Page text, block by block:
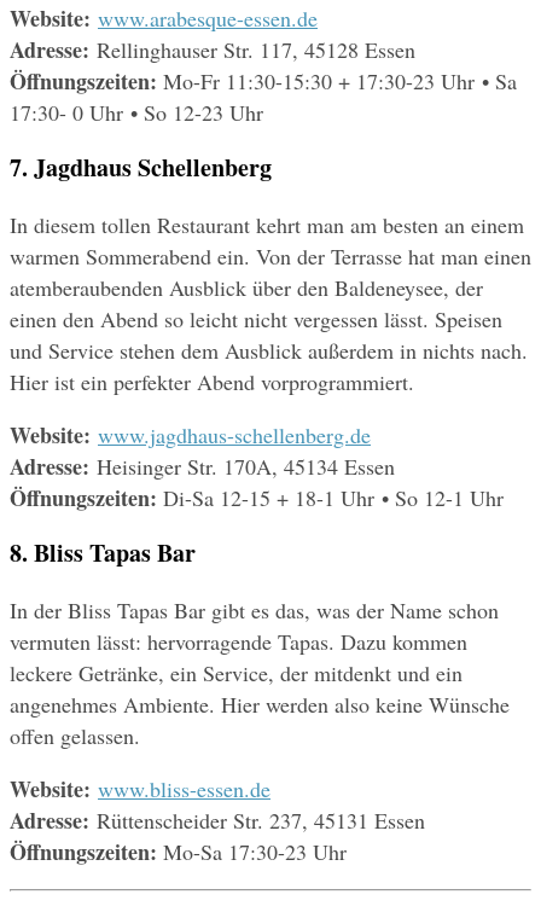
Website: www.arabesque-essen.de
Adresse: Rellinghauser Str. 117, 45128 Essen
Öffnungszeiten: Mo-Fr 11:30-15:30 + 17:30-23 Uhr • Sa
17:30- 0 Uhr • So 12-23 Uhr
7. Jagdhaus Schellenberg
In diesem tollen Restaurant kehrt man am besten an einem
warmen Sommerabend ein. Von der Terrasse hat man einen
atemberaubenden Ausblick über den Baldeneysee, der
einen den Abend so leicht nicht vergessen lässt. Speisen
und Service stehen dem Ausblick außerdem in nichts nach.
Hier ist ein perfekter Abend vorprogrammiert.
Website: www.jagdhaus-schellenberg.de
Adresse: Heisinger Str. 170A, 45134 Essen
Öffnungszeiten: Di-Sa 12-15 + 18-1 Uhr • So 12-1 Uhr
8. Bliss Tapas Bar
In der Bliss Tapas Bar gibt es das, was der Name schon
vermuten lässt: hervorragende Tapas. Dazu kommen
leckere Getränke, ein Service, der mitdenkt und ein
angenehmes Ambiente. Hier werden also keine Wünsche
offen gelassen.
Website: www.bliss-essen.de
Adresse: Rüttenscheider Str. 237, 45131 Essen
Öffnungszeiten: Mo-Sa 17:30-23 Uhr